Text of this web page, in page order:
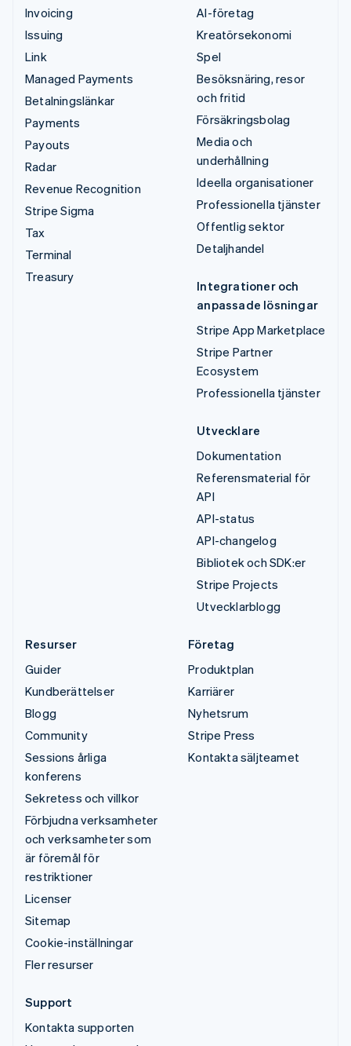
Invoicing
Issuing
Link
Managed Payments
Betalningslänkar
Payments
Payouts
Radar
Revenue Recognition
Stripe Sigma
Tax
Terminal
Treasury
AI-företag
Kreatörsekonomi
Spel
Besöksnäring, resor
och fritid
Försäkringsbolag
Media och
underhållning
Ideella organisationer
Professionella tjänster
Offentlig sektor
Detaljhandel
Integrationer och
anpassade lösningar
Stripe App Marketplace
Stripe Partner
Ecosystem
Professionella tjänster
Utvecklare
Dokumentation
Referensmaterial för
API
API-status
API-changelog
Bibliotek och SDK:er
Stripe Projects
Utvecklarblogg
Resurser
Guider
Kundberättelser
Blogg
Community
Sessions årliga
konferens
Sekretess och villkor
Förbjudna verksamheter
och verksamheter som
är föremål för
restriktioner
Licenser
Sitemap
Cookie-inställningar
Fler resurser
Företag
Produktplan
Karriärer
Nyhetsrum
Stripe Press
Kontakta säljteamet
Support
Kontakta supporten